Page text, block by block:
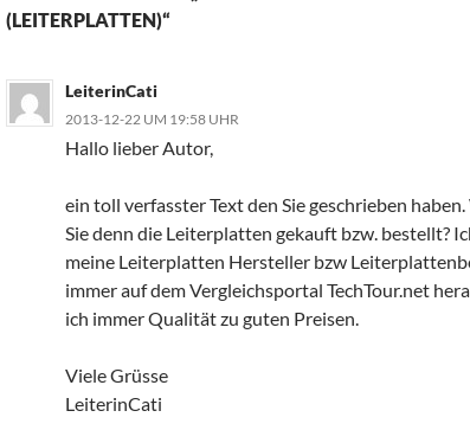
(LEITERPLATTEN)“
LeiterinCati
2013-12-22 UM 19:58 UHR
Hallo lieber Autor,
ein toll verfasster Text den Sie geschrieben
Sie denn die Leiterplatten gekauft bzw. bestellt?
meine Leiterplatten Hersteller bzw
immer auf dem Vergleichsportal TechTour.net
ich immer Qualität zu guten Preisen.
Viele Grüsse
LeiterinCati